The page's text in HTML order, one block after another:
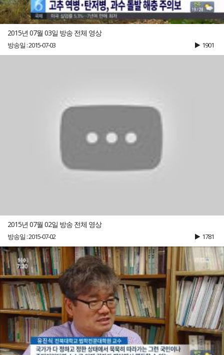
2015년 07월 03일 방송 전체 영상
방송일 : 2015-07-03 1901
2015년 07월 02일 방송 전체 영상
방송일 : 2015-07-02 1781